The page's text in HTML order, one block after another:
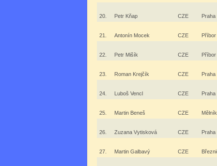
20. Petr Kňap CZE Praha
21. Antonín Mocek CZE Příbor
22. Petr Mišík CZE Příbor
23. Roman Krejčík CZE Praha
24. Luboš Vencl CZE Praha
25. Martin Beneš CZE Mělník
26. Zuzana Vytisková CZE Praha
27. Martin Galbavý CZE